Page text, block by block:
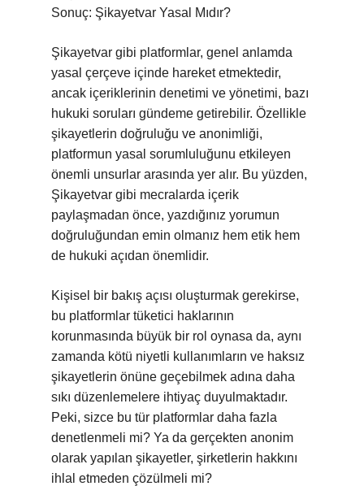
Sonuç: Şikayetvar Yasal Mıdır?
Şikayetvar gibi platformlar, genel anlamda
yasal çerçeve içinde hareket etmektedir,
ancak içeriklerinin denetimi ve yönetimi, bazı
hukuki soruları gündeme getirebilir. Özellikle
şikayetlerin doğruluğu ve anonimliği,
platformun yasal sorumluluğunu etkileyen
önemli unsurlar arasında yer alır. Bu yüzden,
Şikayetvar gibi mecralarda içerik
paylaşmadan önce, yazdığınız yorumun
doğruluğundan emin olmanız hem etik hem
de hukuki açıdan önemlidir.
Kişisel bir bakış açısı oluşturmak gerekirse,
bu platformlar tüketici haklarının
korunmasında büyük bir rol oynasa da, aynı
zamanda kötü niyetli kullanımların ve haksız
şikayetlerin önüne geçebilmek adına daha
sıkı düzenlemelere ihtiyaç duyulmaktadır.
Peki, sizce bu tür platformlar daha fazla
denetlenmeli mi? Ya da gerçekten anonim
olarak yapılan şikayetler, şirketlerin hakkını
ihlal etmeden çözülmeli mi?